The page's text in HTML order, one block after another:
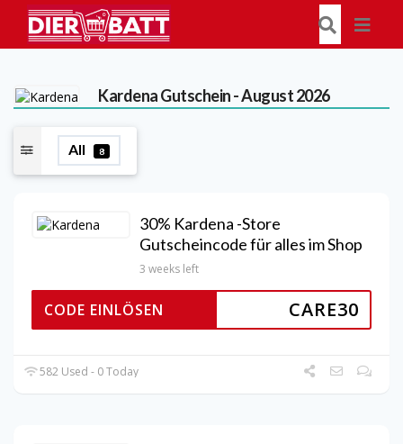
KardenaGutschein - August 2026
All 8
30% Kardena -Store
Gutscheincode für alles im Shop
3 weeks left
CARE30
CODE EINLÖSEN
582 Used - 0 Today